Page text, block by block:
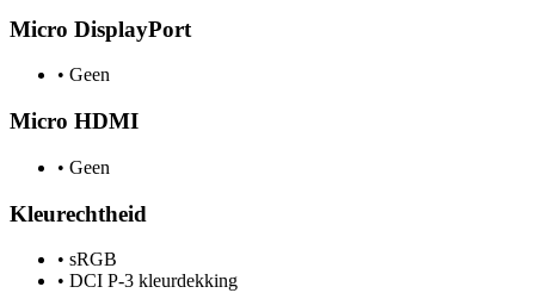
Micro DisplayPort
• Geen
Micro HDMI
• Geen
Kleurechtheid
• sRGB
• DCI P-3 kleurdekking